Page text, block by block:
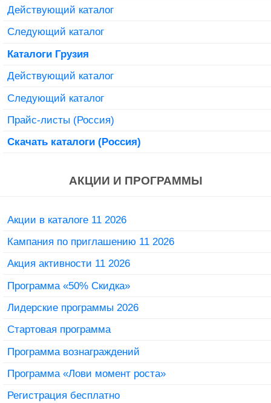
Действующий каталог
Следующий каталог
Каталоги Грузия
Действующий каталог
Следующий каталог
Прайс-листы (Россия)
Скачать каталоги (Россия)
АКЦИИ И ПРОГРАММЫ
Акции в каталоге 11 2026
Кампания по приглашению 11 2026
Акция активности 11 2026
Программа «50% Скидка»
Лидерские программы 2026
Стартовая программа
Программа вознаграждений
Программа «Лови момент роста»
Регистрация бесплатно